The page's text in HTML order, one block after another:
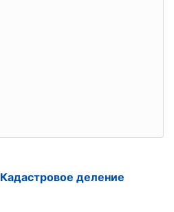
Кадастровое деление